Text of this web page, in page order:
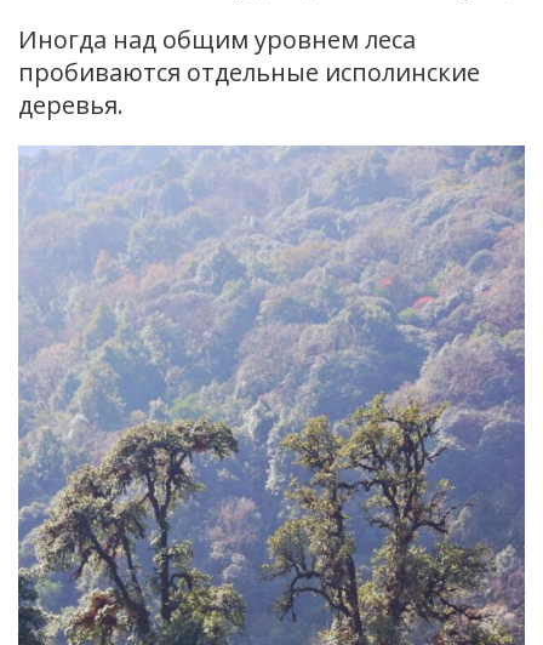
Иногда над общим уровнем леса
пробиваются отдельные исполинские
деревья.